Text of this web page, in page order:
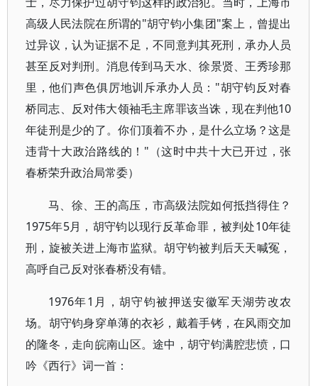
高级人民法院在所谓的"胡守钧小集团"案上，曾提出
过异议，认为证据不足，不同意判其死刑，承办人员
甚至反对判刑。消息传到马天水、徐景贤、王秀珍那
里，他们声色俱厉地训斥承办人员："胡守钧反对春
桥同志、反对伟大领袖毛主席罪该当诛，现在判他10
年徒刑是少的了。你们顶着不办，是什么立场？这是
违背十大政治路线的！"（这时中共十大已开过，张
春桥荣升政治局常委）
马、徐、王的高压，市高级法院如何抵挡得住？
1975年5月，胡守钧以现行反革命罪，被判处10年徒
刑，旋被关进上海市监狱。胡守钧被判后天天喊冤，
高呼自己反对张春桥没有错。
1976年1月，胡守钧被押送安徽军天湖劳改农
场。胡守钧身穿单薄的衣衫，戴着手铐，在风雨交加
的隆冬，走向皖南山区。途中，胡守钧满腔悲愤，口
吟《西行》词一首：